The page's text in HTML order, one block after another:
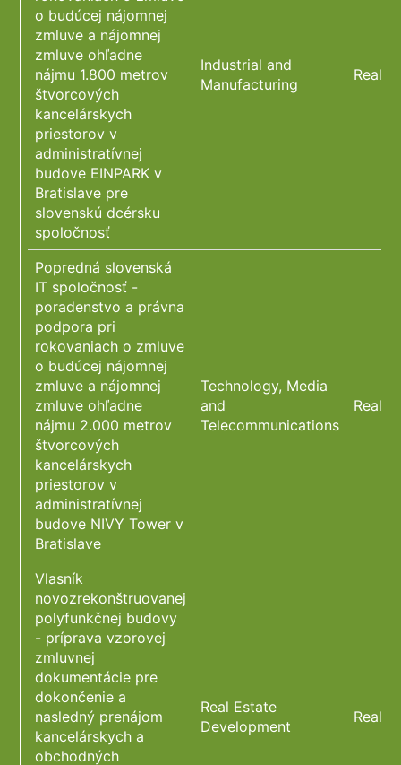
o budúcej nájomnej
zmluve a nájomnej
zmluve ohľadne
nájmu 1.800 metrov
štvorcových
kancelárskych
priestorov v
administratívnej
budove EINPARK v
Bratislave pre
slovenskú dcérsku
spoločnosť
Industrial and
Manufacturing
Real
Popredná slovenská
IT spoločnosť -
poradenstvo a právna
podpora pri
rokovaniach o zmluve
o budúcej nájomnej
zmluve a nájomnej
zmluve ohľadne
nájmu 2.000 metrov
štvorcových
kancelárskych
priestorov v
administratívnej
budove NIVY Tower v
Bratislave
Technology, Media
and
Telecommunications
Real
Vlasník
novozrekonštruovanej
polyfunkčnej budovy
- príprava vzorovej
zmluvnej
dokumentácie pre
dokončenie a
nasledný prenájom
kancelárskych a
obchodných
Real Estate
Development
Real